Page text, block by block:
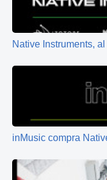
Native Instruments,
inMusic compra